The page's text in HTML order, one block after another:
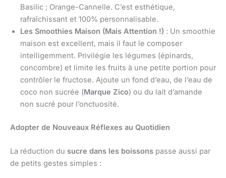
Basilic ; Orange-Cannelle. C’est esthétique,
rafraîchissant et 100% personnalisable.
Les Smoothies Maison (Mais Attention !) : Un smoothie
maison est excellent, mais il faut le composer
intelligemment. Privilégie les légumes (épinards,
concombre) et limite les fruits à une petite portion pour
contrôler le fructose. Ajoute un fond d’eau, de l’eau de
coco non sucrée (Marque Zico) ou du lait d’amande
non sucré pour l’onctuosité.
Adopter de Nouveaux Réflexes au Quotidien
La réduction du sucre dans les boissons passe aussi par
de petits gestes simples :